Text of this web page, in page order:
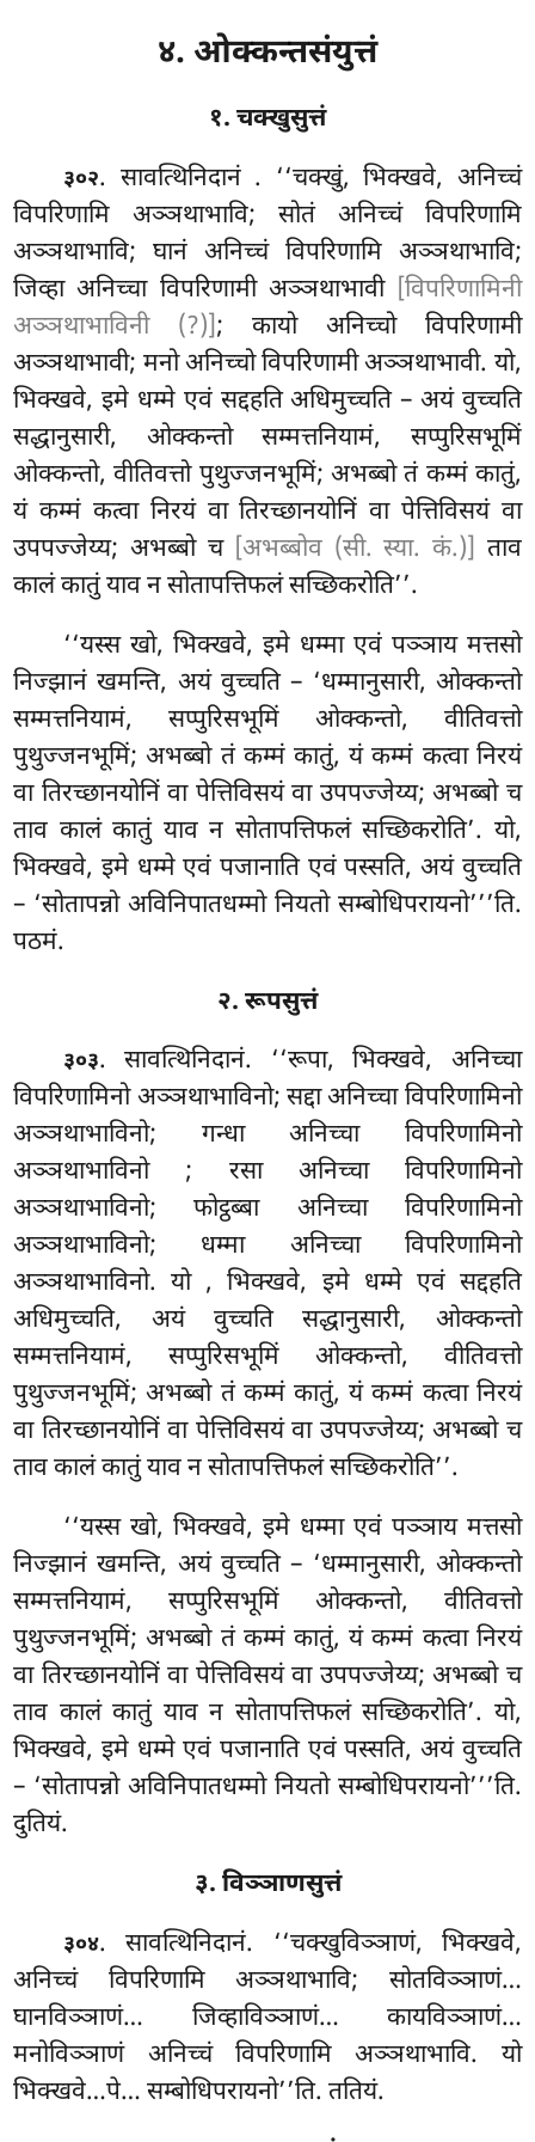
४. ओक्कन्तसंयुत्तं
१. चक्खुसुत्तं
३०२. सावत्थिनिदानं . ‘‘चक्खुं, भिक्खवे, अनिच्चं
विपरिणामि अञ्ञथाभावि; सोतं अनिच्चं विपरिणामि
अञ्ञथाभावि; घानं अनिच्चं विपरिणामि अञ्ञथाभावि;
जिव्हा अनिच्चा विपरिणामी अञ्ञथाभावी [विपरिणामिनी
अञ्ञथाभाविनी (?)]; कायो अनिच्चो विपरिणामी
अञ्ञथाभावी; मनो अनिच्चो विपरिणामी अञ्ञथाभावी. यो,
भिक्खवे, इमे धम्मे एवं सद्दहति अधिमुच्चति – अयं वुच्चति
सद्धानुसारी, ओक्कन्तो सम्मत्तनियामं, सप्पुरिसभूमिं
ओक्कन्तो, वीतिवत्तो पुथुज्जनभूमिं; अभब्बो तं कम्मं कातुं,
यं कम्मं कत्वा निरयं वा तिरच्छानयोनिं वा पेत्तिविसयं वा
उपपज्जेय्य; अभब्बो च [अभब्बोव (सी. स्या. कं.)] ताव
कालं कातुं याव न सोतापत्तिफलं सच्छिकरोति’’.
‘‘यस्स खो, भिक्खवे, इमे धम्मा एवं पञ्ञाय मत्तसो
निज्झानं खमन्ति, अयं वुच्चति – ‘धम्मानुसारी, ओक्कन्तो
सम्मत्तनियामं, सप्पुरिसभूमिं ओक्कन्तो, वीतिवत्तो
पुथुज्जनभूमिं; अभब्बो तं कम्मं कातुं, यं कम्मं कत्वा निरयं
वा तिरच्छानयोनिं वा पेत्तिविसयं वा उपपज्जेय्य; अभब्बो च
ताव कालं कातुं याव न सोतापत्तिफलं सच्छिकरोति’. यो,
भिक्खवे, इमे धम्मे एवं पजानाति एवं पस्सति, अयं वुच्चति
– ‘सोतापन्नो अविनिपातधम्मो नियतो सम्बोधिपरायनो’’’ति.
पठमं.
२. रूपसुत्तं
३०३. सावत्थिनिदानं. ‘‘रूपा, भिक्खवे, अनिच्चा
विपरिणामिनो अञ्ञथाभाविनो; सद्दा अनिच्चा विपरिणामिनो
अञ्ञथाभाविनो; गन्धा अनिच्चा विपरिणामिनो
अञ्ञथाभाविनो ; रसा अनिच्चा विपरिणामिनो
अञ्ञथाभाविनो; फोट्ठब्बा अनिच्चा विपरिणामिनो
अञ्ञथाभाविनो; धम्मा अनिच्चा विपरिणामिनो
अञ्ञथाभाविनो. यो , भिक्खवे, इमे धम्मे एवं सद्दहति
अधिमुच्चति, अयं वुच्चति सद्धानुसारी, ओक्कन्तो
सम्मत्तनियामं, सप्पुरिसभूमिं ओक्कन्तो, वीतिवत्तो
पुथुज्जनभूमिं; अभब्बो तं कम्मं कातुं, यं कम्मं कत्वा निरयं
वा तिरच्छानयोनिं वा पेत्तिविसयंवा उपपज्जेय्य; अभब्बो च
ताव कालं कातुं याव न सोतापत्तिफलं सच्छिकरोति’’.
‘‘यस्स खो, भिक्खवे, इमे धम्मा एवं पञ्ञाय मत्तसो
निज्झानं खमन्ति, अयं वुच्चति – ‘धम्मानुसारी, ओक्कन्तो
सम्मत्तनियामं, सप्पुरिसभूमिं ओक्कन्तो, वीतिवत्तो
पुथुज्जनभूमिं; अभब्बो तं कम्मं कातुं, यं कम्मं कत्वा निरयं
वा तिरच्छानयोनिं वा पेत्तिविसयं वा उपपज्जेय्य; अभब्बो च
ताव कालं कातुं याव न सोतापत्तिफलं सच्छिकरोति’. यो,
भिक्खवे, इमे धम्मे एवं पजानाति एवं पस्सति, अयं वुच्चति
– ‘सोतापन्नो अविनिपातधम्मो नियतो सम्बोधिपरायनो’’’ति.
दुतियं.
३. विञ्ञाणसुत्तं
३०४. सावत्थिनिदानं. ‘‘चक्खुविञ्ञाणं, भिक्खवे,
अनिच्चं विपरिणामि अञ्ञथाभावि; सोतविञ्ञाणं…
घानविञ्ञाणं… जिव्हाविञ्ञाणं… कायविञ्ञाणं…
मनोविञ्ञाणं अनिच्चं विपरिणामि अञ्ञथाभावि. यो
भिक्खवे…पे… सम्बोधिपरायनो’’ति. ततियं.